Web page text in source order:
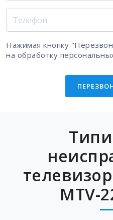
Нажимая кнопку
на обработку
MTV-